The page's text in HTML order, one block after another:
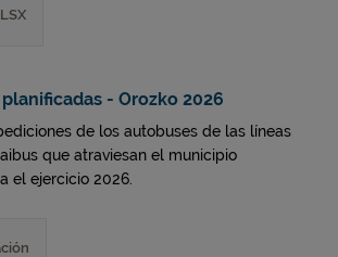
- Orozko 2026
de los autobuses de las líneas
que atraviesan el municipio
el ejercicio 2026.